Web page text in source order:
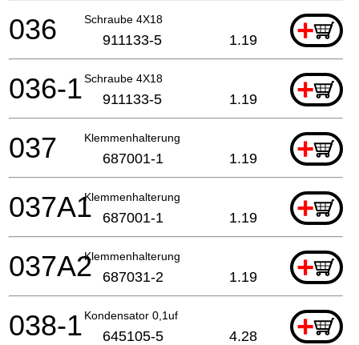
Schraube 4X18 +
036 911133-5 1.19
Schraube 4X18 +
036-1 911133-5 1.19
Klemmenhalterung +
037 687001-1 1.19
Klemmenhalterung +
037A1 687001-1 1.19
Klemmenhalterung +
037A2 687031-2 1.19
Kondensator 0,1uf +
038-1 645105-5 4.28